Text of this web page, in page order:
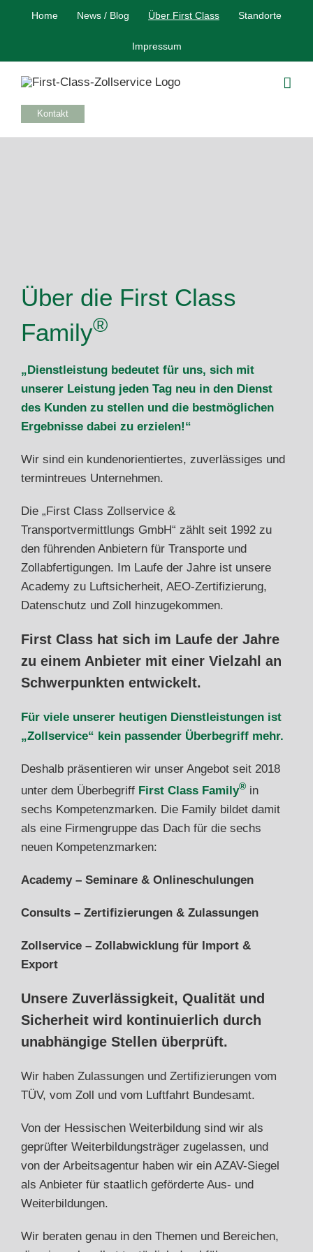
Home News / Blog Über First Class Standorte
Impressum
Kontakt
Über die First Class
Family®
„Dienstleistung bedeutet für uns, sich mit
unserer Leistung jeden Tag neu in den Dienst
des Kunden zu stellen und die bestmöglichen
Ergebnisse dabei zu erzielen!“
Wir sind ein kundenorientiertes, zuverlässiges und
termintreues Unternehmen.
Die „First Class Zollservice &
Transportvermittlungs GmbH“ zählt seit 1992 zu
den führenden Anbietern für Transporte und
Zollabfertigungen. Im Laufe der Jahre ist unsere
Academy zu Luftsicherheit, AEO-Zertifizierung,
Datenschutz und Zoll hinzugekommen.
First Class hat sich im Laufe der Jahre
zu einem Anbieter mit einer Vielzahl an
Schwerpunkten entwickelt.
Für viele unserer heutigen Dienstleistungen ist
„Zollservice“ kein passender Überbegriff mehr.
Deshalb präsentieren wir unser Angebot seit 2018
unter dem Überbegriff First Class Family® in
sechs Kompetenzmarken. Die Family bildet damit
als eine Firmengruppe das Dach für die sechs
neuen Kompetenzmarken:
Academy – Seminare & Onlineschulungen
Consults – Zertifizierungen & Zulassungen
Zollservice – Zollabwicklung für Import &
Export
Unsere Zuverlässigkeit, Qualität und
Sicherheit wird kontinuierlich durch
unabhängige Stellen überprüft.
Wir haben Zulassungen und Zertifizierungen vom
TÜV, vom Zoll und vom Luftfahrt Bundesamt.
Von der Hessischen Weiterbildung sind wir als
geprüfter Weiterbildungsträger zugelassen, und
von der Arbeitsagentur haben wir ein AZAV-Siegel
als Anbieter für staatlich geförderte Aus- und
Weiterbildungen.
Wir beraten genau in den Themen und Bereichen,